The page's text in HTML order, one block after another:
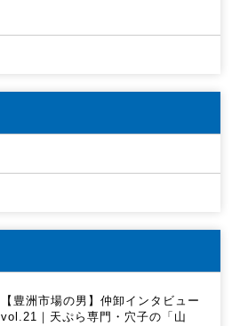
【豊洲市場の男】仲卸インタビュー
vol.21｜天ぷら専門・穴子の「山